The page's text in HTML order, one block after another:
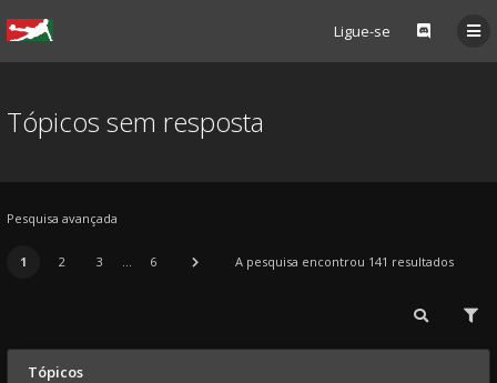
Ligue-se
Tópicos sem resposta
Pesquisa avançada
1 2 3 ... 6 A pesquisa encontrou 141 resultados
Tópicos